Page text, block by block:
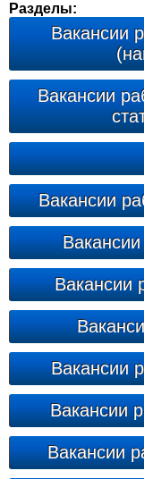
Разделы:
Вакансии
Вакансии
Вакансии
Вакансии
Вакансии
Вакансии
Вакансии